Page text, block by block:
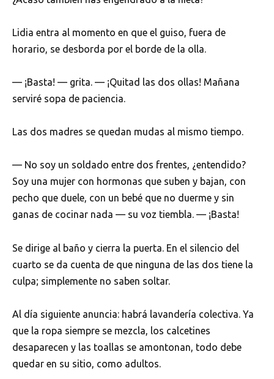
Lidia entra al momento en que el guiso, fuera de
horario, se desborda por el borde de la olla.
— ¡Basta! — grita. — ¡Quitad las dos ollas! Mañana
serviré sopa de paciencia.
Las dos madres se quedan mudas al mismo tiempo.
— No soy un soldado entre dos frentes, ¿entendido?
Soy una mujer con hormonas que suben y bajan, con
pecho que duele, con un bebé que no duerme y sin
ganas de cocinar nada — su voz tiembla. — ¡Basta!
Se dirige al baño y cierra la puerta. En el silencio del
cuarto se da cuenta de que ninguna de las dos tiene la
culpa; simplemente no saben soltar.
Al día siguiente anuncia: habrá lavandería colectiva. Ya
que la ropa siempre se mezcla, los calcetines
desaparecen y las toallas se amontonan, todo debe
quedar en su sitio, como adultos.